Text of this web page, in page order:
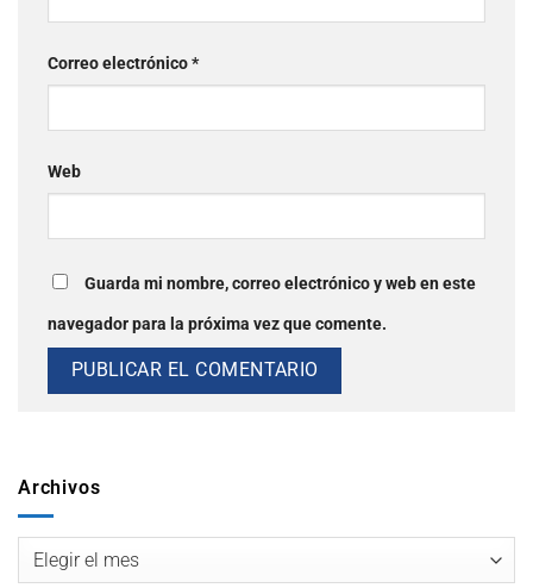
Archivos
Correo electrónico*
Web
Guarda mi nombre, correo electrónico y web en este
navegador para la próxima vez que comente.